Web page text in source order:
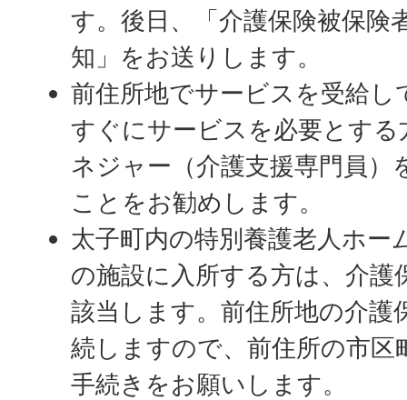
す。後日、「介護保険被保険
知」をお送りします。
前住所地でサービスを受給し
すぐにサービスを必要とす
ネジャー（介護支援専門員）
ことをお勧めします。
太子町内の特別養護老人ホー
の施設に入所する方は、介護
該当します。前住所地の介護
続しますので、前住所の市区
手続きをお願いします。